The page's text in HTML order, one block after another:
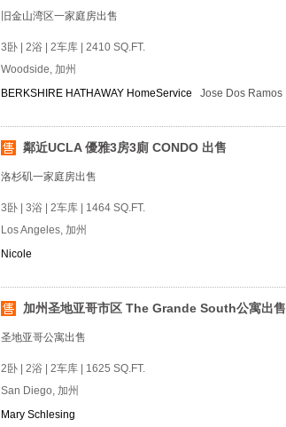
旧金山湾区一家庭房出售
3卧 | 2浴 | 2车库 | 2410 SQ.FT.
Woodside, 加州
BERKSHIRE HATHAWAY HomeService
Jose Dos Ramos
鄰近UCLA 優雅3房3廁 CONDO 出售
洛杉矶一家庭房出售
3卧 | 3浴 | 2车库 | 1464 SQ.FT.
Los Angeles, 加州
Nicole
加州圣地亚哥市区 The Grande South公寓出售
圣地亚哥公寓出售
2卧 | 2浴 | 2车库 | 1625 SQ.FT.
San Diego, 加州
Mary Schlesing